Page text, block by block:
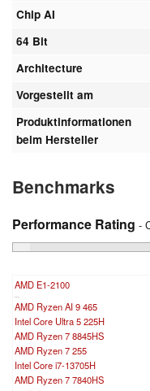
Chip AI
64 Bit
Architecture
Vorgestellt am
Produktinformationen
beim Hersteller
Benchmarks
Performance Rating -
AMD E1-2100
AMD Ryzen AI 9 465
Intel Core Ultra 5 225H
AMD Ryzen 7 8845HS
AMD Ryzen 7 255
Intel Core i7-13705H
AMD Ryzen 7 7840HS